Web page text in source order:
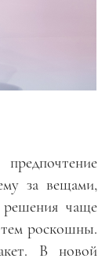
за вещами,
чаще
тем роскошны.
В новой